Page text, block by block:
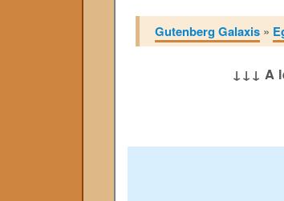
Gutenberg Galaxis »
↓↓↓ A